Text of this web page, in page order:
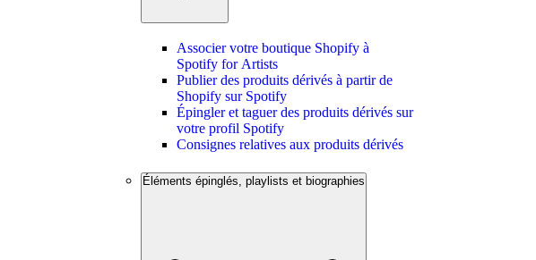
Associer votre boutique Shopify à
Spotify for Artists
Publier des produits dérivés à partir de
Shopify sur Spotify
Épingler et taguer des produits dérivés sur
votre profil Spotify
Consignes relatives aux produits dérivés
Éléments épinglés, playlists et biographies